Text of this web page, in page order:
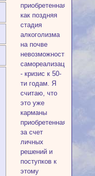
приобретенная,
как поздняя
стадия
алкоголизма
на почве
невозможности
самореализации
- кризис к 50-
ти годам. Я
считаю, что
это уже
карманы
приобретенная
за счет
личных
решений и
поступков к
этому